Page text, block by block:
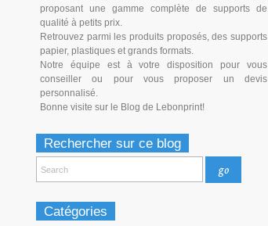
proposant une gamme complète de supports de
qualité à petits prix.
Retrouvez parmi les produits proposés, des supports
papier, plastiques et grands formats.
Notre équipe est à votre disposition pour vous
conseiller ou pour vous proposer un devis
personnalisé.
Bonne visite sur le Blog de Lebonprint!
Rechercher sur ce blog
Catégories